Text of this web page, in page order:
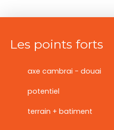
Les points forts
axe cambrai - douai
potentiel
terrain + batiment